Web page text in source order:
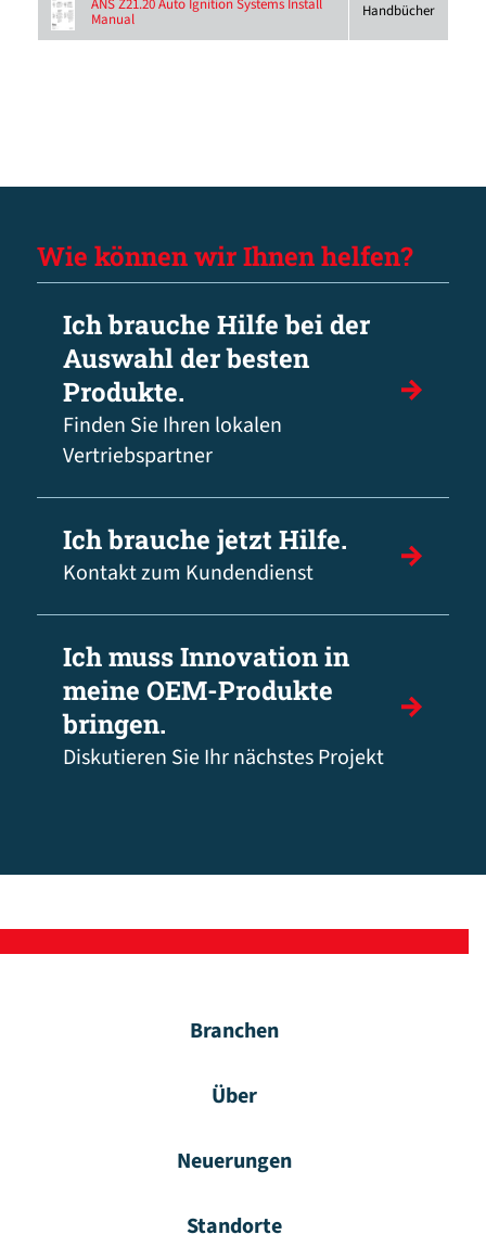
ANS Z21.20 Auto Ignition Systems Install
Manual Handbücher
Wie können wir Ihnen helfen?
Ich brauche Hilfe bei der
Auswahl der besten
Produkte.
Finden Sie Ihren lokalen
Vertriebspartner
Ich brauche jetzt Hilfe.
Kontakt zum Kundendienst
Ich muss Innovation in
meine OEM-Produkte
bringen.
Diskutieren Sie Ihr nächstes Projekt
Branchen
Über
Neuerungen
Standorte